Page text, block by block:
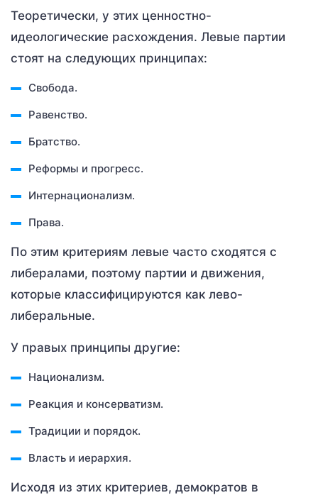
Теоретически, у этих ценностно-
идеологические расхождения. Левые партии
стоят на следующих принципах:
Свобода.
Равенство.
Братство.
Реформы и прогресс.
Интернационализм.
Права.
По этим критериям левые часто сходятся с
либералами, поэтому партии и движения,
которые классифицируются как лево-
либеральные.
У правых принципы другие:
Национализм.
Реакция и консерватизм.
Традиции и порядок.
Власть и иерархия.
Исходя из этих критериев, демократов в